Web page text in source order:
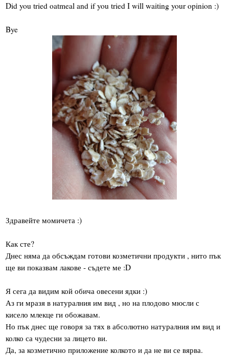
Did you tried oatmeal and if you tried I will waiting your opinion :)
Bye
Здравейте момичета :)
Как сте?
Днес няма да обсъждам готови козметични продукти , нито пък
ще ви показвам лакове - съдете ме :D
Я сега да видим кой обича овесени ядки :)
Аз ги мразя в натуралния им вид , но на плодово мюсли с
кисело млекце ги обожавам.
Но пък днес ще говоря за тях в абсолютно натуралния им вид и
колко са чудесни за лицето ви.
Да, за козметично приложение колкото и да не ви се вярва.